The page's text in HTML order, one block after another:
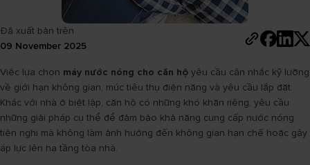
Đã xuất bản trên
09 November 2025
Việc lựa chọn máy nước nóng cho căn hộ yêu cầu cân nhắc kỹ lưỡng
về giới hạn không gian, mức tiêu thụ điện năng và yêu cầu lắp đặt.
Khác với nhà ở biệt lập, căn hộ có những khó khăn riêng, yêu cầu
những giải pháp cụ thể để đảm bảo khả năng cung cấp nước nóng
tiện nghi mà không làm ảnh hưởng đến không gian hạn chế hoặc gây
áp lực lên hạ tầng tòa nhà.